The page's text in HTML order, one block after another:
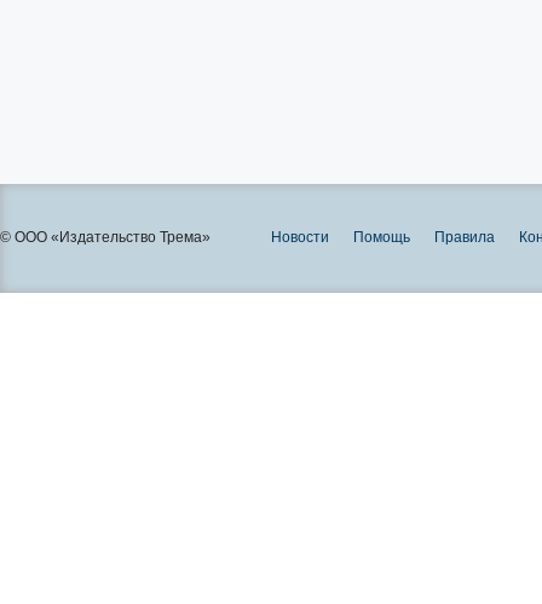
© ООО «Издательство Трема» Новости Помощь Правила